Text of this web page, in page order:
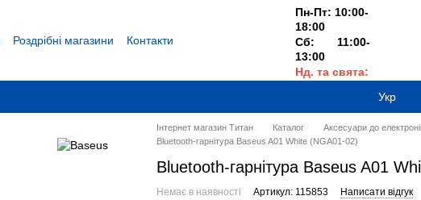
Роздрібні магазини
Контакти
Пн-Пт: 10:00-
18:00
Сб: 11:00-
13:00
Нд. та свята:
Укр
Інтернет магазин Титан Каталог Аксесуари до
Bluetooth-гарнітура Baseus A01 White (NGA01-02)
Bluetooth-гарнітура Baseus A01
Немає в наявності Артикул: 115853 Написати відгук